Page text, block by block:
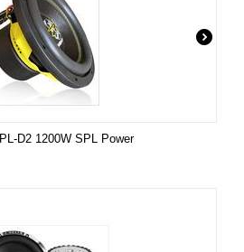
D2 1200W SPL Power